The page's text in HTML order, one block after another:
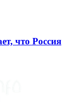
что Россия